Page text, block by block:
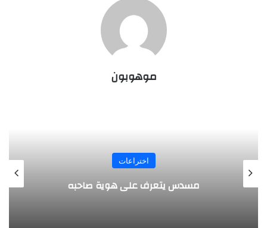
موهوبون
المجلة
طفل مصري يخرج قصاصات الورق من أنفه
وفمه